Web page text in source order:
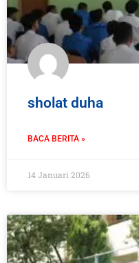
sholat duha
BACA BERITA »
14 Januari 2026